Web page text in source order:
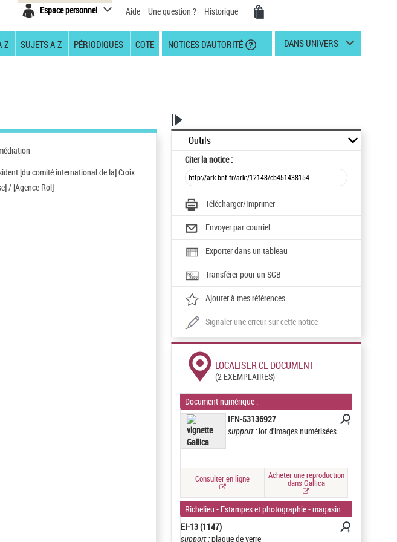
Espace personnel Aide Une question ? Historique
Z SUJETS A-Z PÉRIODIQUES COTE NOTICES D'AUTORITÉ DANS UNIVERS
[du comité international de la] Croix
/ [Agence Rol]
Outils
Citerla notice :
Télécharger/Imprimer
Envoyer par courriel
Exporter dans un tableau
Transférer pour un SGB
Ajouter à mes références
Signaler une erreur sur cette notice
LOCALISER CE DOCUMENT
(2 EXEMPLAIRES)
Document numérique :
IFN-53136927
support :lot d'images numérisées
Consulter en ligne Acheter une reproduction
dans Gallica
Richelieu - Estampes et photographie - magasin
EI-13 (1147)
support :plaque de verre